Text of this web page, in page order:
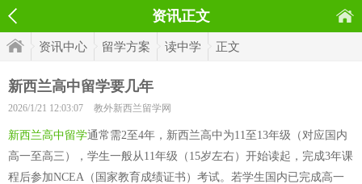
资讯正文
资讯中心 留学方案 读中学 正文
新西兰高中留学要几年
2026/1/21 12:03:07 教外新西兰留学网
新西兰高中留学通常需2至4年，新西兰高中为11至13年级（对应国内
高一至高三），学生一般从11年级（15岁左右）开始读起，完成3年课
程后参加NCEA（国家教育成绩证书）考试。若学生国内已完成高一